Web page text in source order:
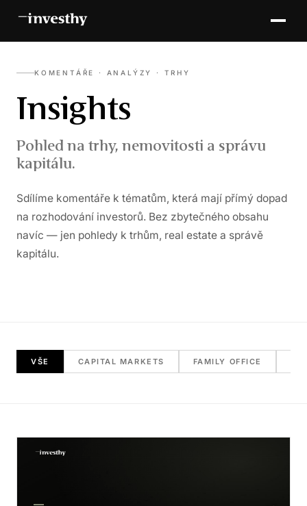
KOMENTÁŘE · ANALÝZY · TRHY
Insights
Pohled na trhy, nemovitosti a správu
kapitálu.
Sdílíme komentáře k tématům, která mají přímý dopad
na rozhodování investorů. Bez zbytečného obsahu
navíc — jen pohledy k trhům, real estate a správě
kapitálu.
VŠE CAPITAL MARKETS FAMILY OFFICE